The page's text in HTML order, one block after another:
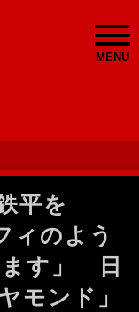
MENU
平を
ィのよう
ます」 日
モンド」